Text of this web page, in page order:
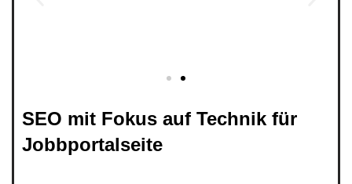
SEO mit Fokus auf Technik für
Jobbportalseite